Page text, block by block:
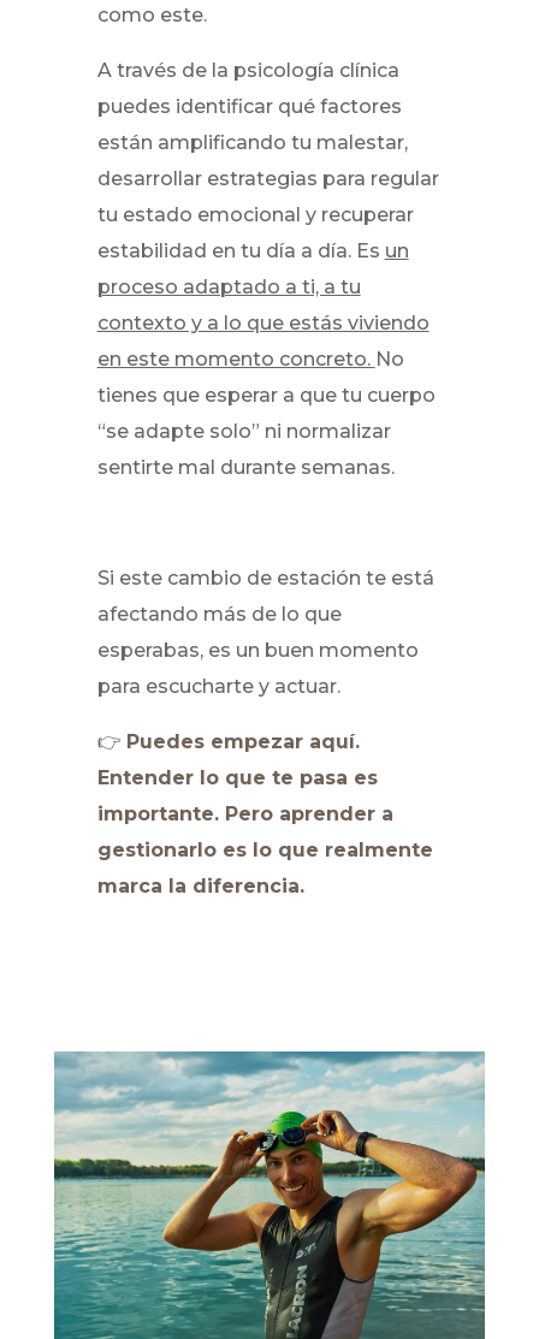
como este.
A través de la psicología clínica
puedes identificar qué factores
están amplificando tu malestar,
desarrollar estrategias para regular
tu estado emocional y recuperar
estabilidad en tu día a día. Es un
proceso adaptado a ti, a tu
contexto y a lo que estás viviendo
en este momento concreto. No
tienes que esperar a que tu cuerpo
“se adapte solo” ni normalizar
sentirte mal durante semanas.
Si este cambio de estación te está
afectando más de lo que
esperabas, es un buen momento
para escucharte y actuar.
👉 Puedes empezar aquí.
Entender lo que te pasa es
importante. Pero aprender a
gestionarlo es lo que realmente
marca la diferencia.